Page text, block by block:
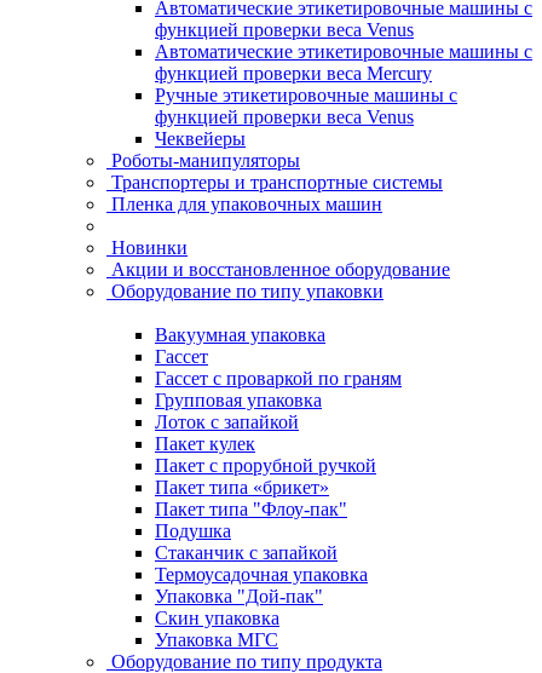
Автоматические этикетировочные машины с
функцией проверки веса Venus
Автоматические этикетировочные машины с
функцией проверки веса Mercury
Ручные этикетировочные машины с
функцией проверки веса Venus
Чеквейеры
Роботы-манипуляторы
Транспортеры и транспортные системы
Пленка для упаковочных машин
Новинки
Акции и восстановленное оборудование
Оборудование по типу упаковки
Вакуумная упаковка
Гассет
Гассет с проваркой по граням
Групповая упаковка
Лоток с запайкой
Пакет кулек
Пакет с прорубной ручкой
Пакет типа «брикет»
Пакет типа "Флоу-пак"
Подушка
Стаканчик с запайкой
Термоусадочная упаковка
Упаковка "Дой-пак"
Скин упаковка
Упаковка МГС
Оборудование по типу продукта